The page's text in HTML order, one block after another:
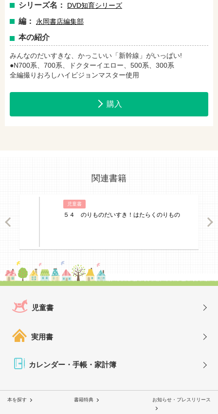
シリーズ名： DVD知育シリーズ
編： 永岡書店編集部
本の紹介
みんなのだいすきな、かっこいい「新幹線」がいっぱい!
●N700系、700系、ドクターイエロー、500系、300系
全編撮りおろしハイビジョンマスター使用
購入
セブンネットショッピングで購入
e-honで購入
関連書籍
児童書
５４ のりものだいすき！はたらくのりもの
児童書
実用書
カレンダー・手帳・家計簿
本を探す 書籍特典 お知らせ・プレスリリース